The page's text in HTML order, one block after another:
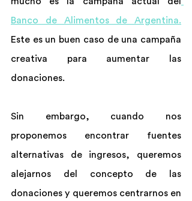
Banco de Alimentos de Argentina.
Este es un buen caso de una campaña
creativa para aumentar las
donaciones.
Sin embargo, cuando nos
proponemos encontrar fuentes
alternativas de ingresos, queremos
alejarnos del concepto de las
donaciones y queremos centrarnos en